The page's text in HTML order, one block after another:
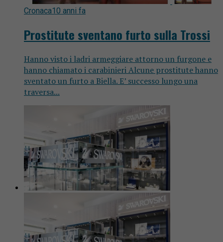
Cronaca10 anni fa
Prostitute sventano furto sulla Trossi
Hanno visto i ladri armeggiare attorno un furgone e
hanno chiamato i carabinieri Alcune prostitute hanno
sventato un furto a Biella. E’ successo lungo una
traversa...